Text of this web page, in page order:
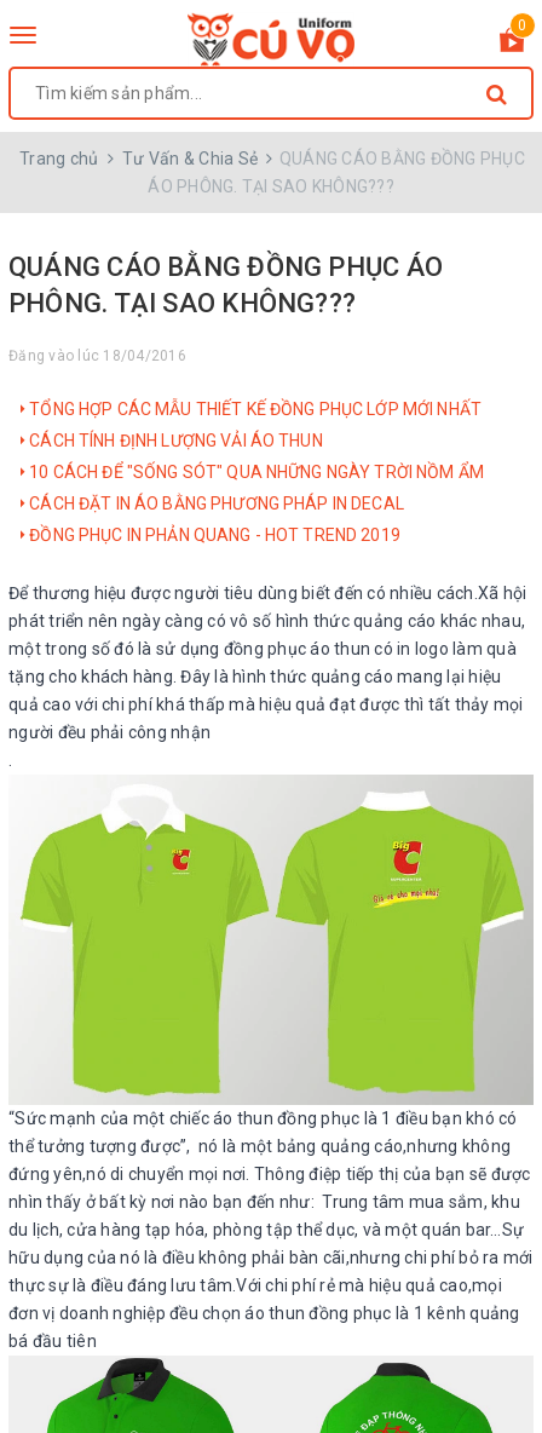
Toggle
0
Trang chủ Tư Vấn & Chia Sẻ
QUÁNG CÁO BẰNG ĐỒNG PHỤC
ÁO PHÔNG. TẠI SAO KHÔNG???
QUÁNG CÁO BẰNG ĐỒNG PHỤC ÁO
PHÔNG. TẠI SAO KHÔNG???
Đăng vào lúc 18/04/2016
TỔNG HỢP CÁC MẪU THIẾT KẾ ĐỒNG PHỤC LỚP MỚI NHẤT
CÁCH TÍNH ĐỊNH LƯỢNG VẢI ÁO THUN
10 CÁCH ĐỂ "SỐNG SÓT" QUA NHỮNG NGÀY TRỜI NỒM ẨM
CÁCH ĐẶT IN ÁO BẰNG PHƯƠNG PHÁP IN DECAL
ĐỒNG PHỤC IN PHẢN QUANG - HOT TREND 2019
Để thương hiệu được người tiêu dùng biết đến có nhiều cách.Xã hội
phát triển nên ngày càng có vô số hình thức quảng cáo khác nhau,
một trong số đó là sử dụng đồng phục áo thun có in logo làm quà
tặng cho khách hàng. Đây là hình thức quảng cáo mang lại hiệu
quả cao với chi phí khá thấp mà hiệu quả đạt được thì tất thảy mọi
người đều phải công nhận
“Sức mạnh của một chiếc áo thun đồng phục là 1 điều bạn khó có
thể tưởng tượng được”, nó là một bảng quảng cáo,nhưng không
đứng yên,nó di chuyển mọi nơi. Thông điệp tiếp thị của bạn sẽ được
nhìn thấy ở bất kỳ nơi nào bạn đến như: Trung tâm mua sắm, khu
du lịch, cửa hàng tạp hóa, phòng tập thể dục, và một quán bar…Sự
hữu dụng của nó là điều không phải bàn cãi,nhưng chi phí bỏ ra mới
thực sự là điều đáng lưu tâm.Với chi phí rẻ mà hiệu quả cao,mọi
đơn vị doanh nghiệp đều chọn áo thun đồng phục là 1 kênh quảng
bá đầu tiên